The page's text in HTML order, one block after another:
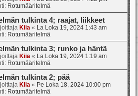
Rotumääritelmä
tulkinta 4; raajat, liikkeet
Kiia « La Loka 19, 2024 1:43 am
Rotumääritelmä
tulkinta 3; runko ja häntä
Kiia « La Loka 19, 2024 1:19 am
Rotumääritelmä
tulkinta 2; pää
Kiia « Pe Loka 18, 2024 10:00 pm
Rotumääritelmä